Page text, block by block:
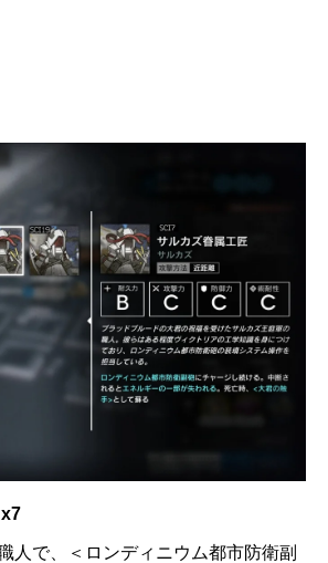
人で、＜ロンディニウム都市防衛副